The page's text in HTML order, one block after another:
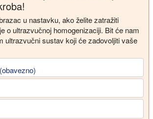
u nastavku, ako želite zatražiti
o ultrazvučnoj homogenizaciji. Bit će nam
ultrazvučni sustav koji će zadovoljiti vaše